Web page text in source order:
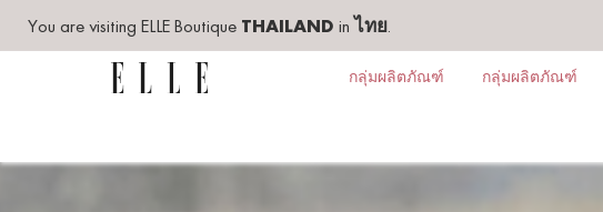
You are visiting ELLE Boutique THAILAND in ไทย.
กลุ่มผลิตภัณฑ์ กลุ่มผลิตภัณฑ์